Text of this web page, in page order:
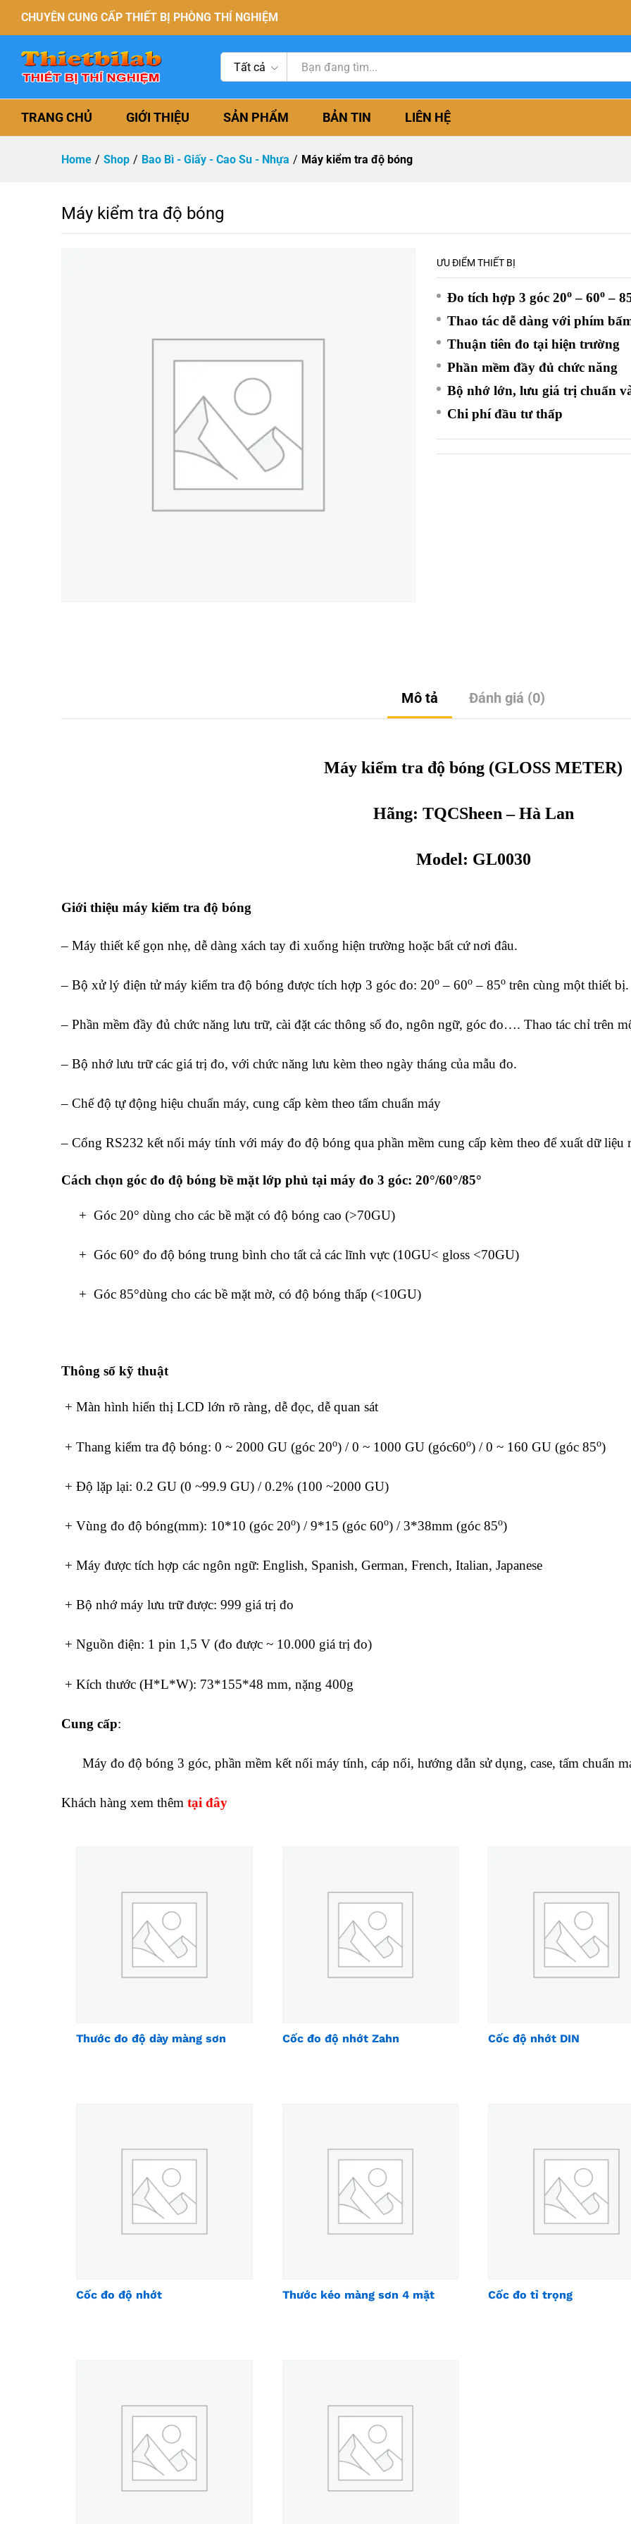
CHUYÊN CUNG CẤP THIẾT BỊ PHÒNG THÍ NGHIỆM
Tất cả
TRANG CHỦ GIỚI THIỆU SẢN PHẨM BẢN TIN LIÊN HỆ
Home / Shop / Bao Bì - Giấy - Cao Su - Nhựa / Máy kiểm tra độ bóng
Máy kiểm tra độ bóng
ƯU ĐIỂM THIẾT BỊ
Đo tích hợp 3 góc 20o – 60o –
Thao tác dễ dàng với phím
Thuận tiên đo tại hiện trường
Phần mềm đầy đủ chức năng
Bộ nhớ lớn, lưu giá trị chuẩn
Chi phí đầu tư thấp
Mô tả Đánh giá (0)
Máy kiểm tra độ bóng (GLOSS METER)
Hãng: TQCSheen– Hà Lan
Model: GL0030
Giới thiệu máy kiểm tra độ bóng
– Máy thiết kế gọn nhẹ, dễ dàng xách tay đi xuống hiện trường hoặc bất cứ nơi đâu.
– Bộ xử lý điện tử máy kiểm tra độ bóng được tích hợp 3 góc đo: 20o – 60o – 85o trên cùng một thiết bị.
– Phần mềm đầy đủ chức năng lưu trữ, cài đặt các thông số đo, ngôn ngữ, góc đo…. Thao tác chỉ trên
– Bộ nhớ lưu trữ các giá trị đo, với chức năng lưu kèm theo ngày tháng của mẫu đo.
– Chế độ tự động hiệu chuẩn máy, cung cấp kèm theo tấm chuẩn máy
– Cổng RS232 kết nối máy tính với máy đo độ bóng qua phần mềm cung cấp kèm theo để xuất dữ
Cách chọn góc đo độ bóng bề mặt lớp phủ tại máy đo 3 góc: 20°/60°/85°
+ Góc 20° dùng cho các bề mặt có độ bóng cao (>70GU)
+ Góc 60° đo độ bóng trung bình cho tất cả các lĩnh vực (10GU< gloss <70GU)
+ Góc 85°dùng cho các bề mặt mờ, có độ bóng thấp (<10GU)
Thông số kỹ thuật
+ Màn hình hiển thị LCD lớn rõ ràng, dễ đọc, dễ quan sát
+ Thang kiểm tra độ bóng: 0 ~ 2000 GU (góc 20o) / 0 ~ 1000 GU (góc60o) / 0 ~ 160 GU (góc 85o)
+ Độ lặp lại: 0.2 GU (0 ~99.9 GU) / 0.2% (100 ~2000 GU)
+ Vùng đo độ bóng(mm): 10*10 (góc 20o) / 9*15 (góc 60o) / 3*38mm (góc 85o)
+ Máy được tích hợp các ngôn ngữ: English, Spanish, German, French, Italian, Japanese
+ Bộ nhớ máy lưu trữ được: 999 giá trị đo
+ Nguồn điện: 1 pin 1,5 V (đo được ~ 10.000 giá trị đo)
+ Kích thước (H*L*W): 73*155*48 mm, nặng 400g
Cung cấp:
Máy đo độ bóng 3 góc, phần mềm kết nối máy tính, cáp nối, hướng dẫn sử dụng, case, tấm chuẩn
Khách hàng xem thêm tại đây
Thước đo độ dày màng sơn Cốc đo độ nhớt Zahn Cốc độ nhớt DIN
Cốc đo độ nhớt Thước kéo màng sơn 4 mặt Cốc đo tỉ trọng